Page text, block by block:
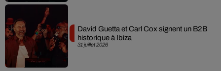
31 juillet 2026
David Guetta et Carl Cox signent un B2B
historique à Ibiza